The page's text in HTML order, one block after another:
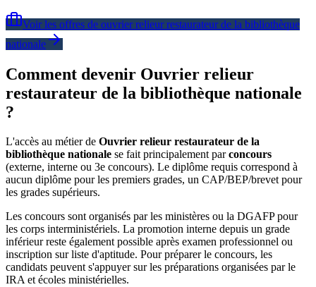
Voir les offres de ouvrier relieur restaurateur de la bibliothèque
nationale
Comment devenir Ouvrier relieur
restaurateur de la bibliothèque nationale
?
L'accès au métier de Ouvrier relieur restaurateur de la
bibliothèque nationale se fait principalement parconcours
(externe, interne ou 3e concours). Le diplôme requis correspond à
aucun diplôme pour les premiers grades, un CAP/BEP/brevet pour
les grades supérieurs.
Les concours sont organisés par les ministères ou la DGAFP pour
les corps interministériels. La promotion interne depuis un grade
inférieur reste également possible après examen professionnel ou
inscription sur liste d'aptitude. Pour préparer le concours, les
candidats peuvent s'appuyer sur les préparations organisées par le
IRA et écoles ministérielles.